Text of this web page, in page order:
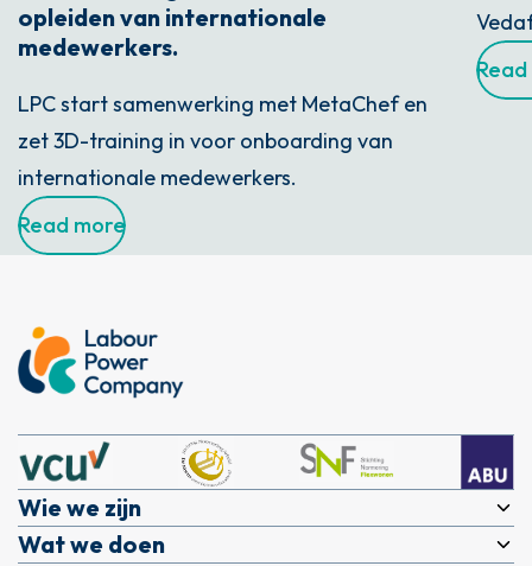
opleiden van internationale
medewerkers.
LPC start samenwerking met MetaChef en
zet 3D-training in voor onboarding van
internationale medewerkers.
Read more
Wie we zijn
Over ons
Wat we doen